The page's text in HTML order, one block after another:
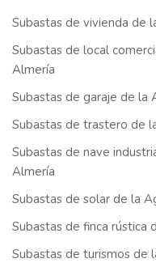
Subastas de vivienda de
Subastas de local
Almería
Subastas de garaje de la
Subastas de trastero de
Subastas de nave
Almería
Subastas de solar de la
Subastas de finca rústica
Subastas de turismos de